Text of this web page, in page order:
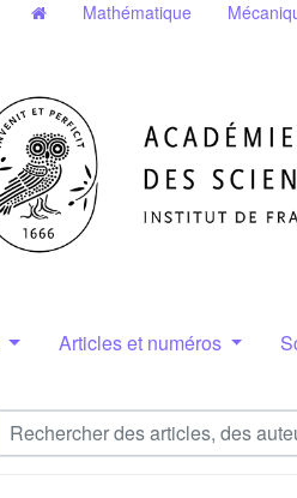
Mathématique
Articles et numéros